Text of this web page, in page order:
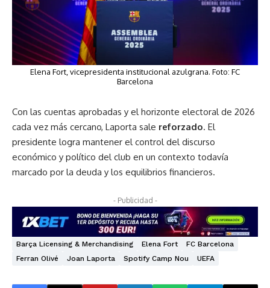
Elena Fort, vicepresidenta institucional azulgrana. Foto: FC
Barcelona
Con las cuentas aprobadas y el horizonte electoral de 2026
cada vez más cercano, Laporta sale reforzado. El
presidente logra mantener el control del discurso
económico y político del club en un contexto todavía
marcado por la deuda y los equilibrios financieros.
- Publicidad -
Barça Licensing & Merchandising Elena Fort
FC Barcelona
Ferran Olivé
Joan Laporta Spotify Camp Nou UEFA